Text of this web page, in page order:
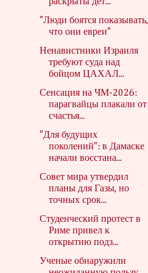
"Люди боятся показывать,
что они евреи"
Ненавистники Израиля
требуют суда над
бойцом ЦАХАЛ...
Сенсация на ЧМ-2026:
парагвайцы плакали от
счастья...
"Для будущих
поколений": в Дамаске
начали восстана...
Совет мира утвердил
планы для Газы, но
точных срок...
Студенческий протест в
Риме привел к
открытию подз...
Ученые обнаружили